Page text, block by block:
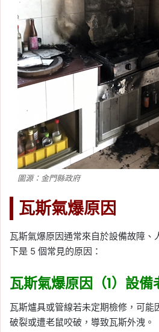
圖源：金門縣政府
瓦斯氣爆原因
瓦斯氣爆原因通常來自於設備故障、
下是 5 個常見的原因：
瓦斯氣爆原因（1）設
瓦斯爐具或管線若未定期檢修，可能
破裂或遭老鼠咬破，導致瓦斯外洩。